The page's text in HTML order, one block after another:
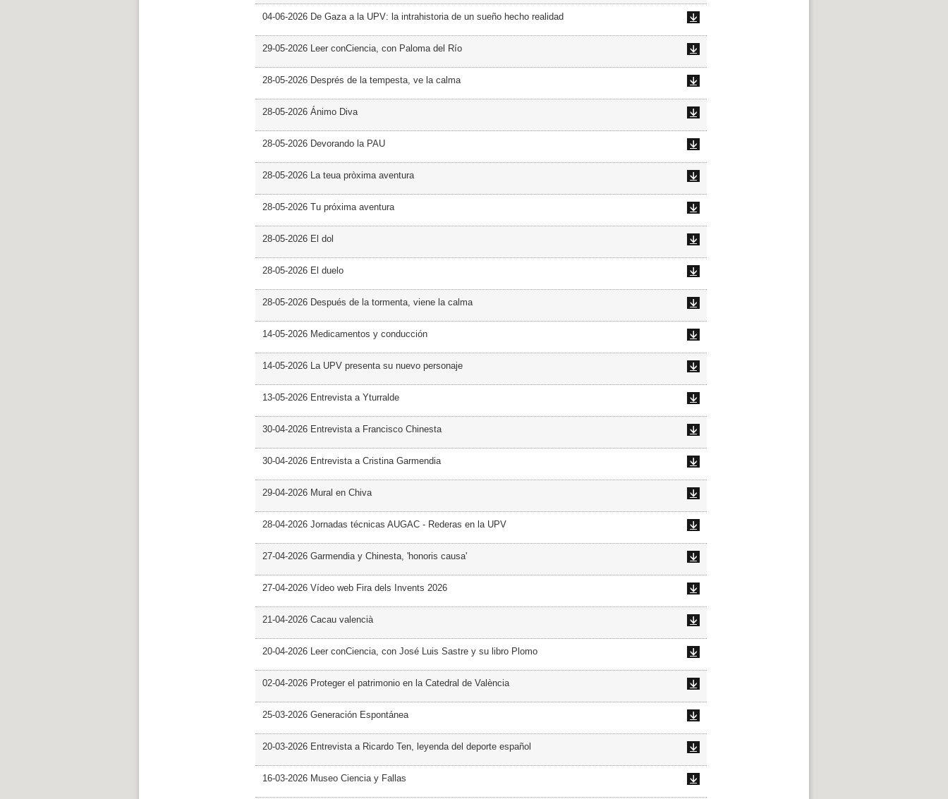
04-06-2026 De Gaza a la UPV: la intrahistoria de un sueño hecho realidad
29-05-2026 Leer conCiencia, con Paloma del Río
28-05-2026 Després de la tempesta, ve la calma
28-05-2026 Ánimo Diva
28-05-2026 Devorando la PAU
28-05-2026 La teua pròxima aventura
28-05-2026 Tu próxima aventura
28-05-2026 El dol
28-05-2026 El duelo
28-05-2026 Después de la tormenta, viene la calma
14-05-2026 Medicamentos y conducción
14-05-2026 La UPV presenta su nuevo personaje
13-05-2026 Entrevista a Yturralde
30-04-2026 Entrevista a Francisco Chinesta
30-04-2026 Entrevista a Cristina Garmendia
29-04-2026 Mural en Chiva
28-04-2026 Jornadas técnicas AUGAC - Rederas en la UPV
27-04-2026 Garmendia y Chinesta, 'honoris causa'
27-04-2026 Vídeo web Fira dels Invents 2026
21-04-2026 Cacau valencià
20-04-2026 Leer conCiencia, con José Luis Sastre y su libro Plomo
02-04-2026 Proteger el patrimonio en la Catedral de València
25-03-2026 Generación Espontánea
20-03-2026 Entrevista a Ricardo Ten, leyenda del deporte español
16-03-2026 Museo Ciencia y Fallas